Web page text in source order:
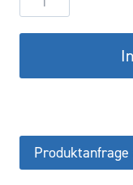
BMA-
180
Produktanfrage